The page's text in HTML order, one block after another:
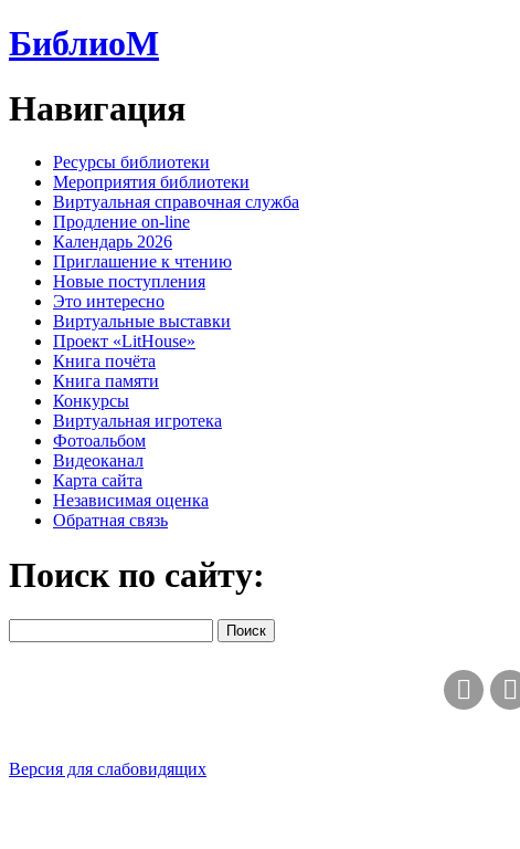
БиблиоМ
Навигация
Ресурсы библиотеки
Мероприятия библиотеки
Виртуальная справочная служба
Продление on-line
Календарь 2026
Приглашение к чтению
Новые поступления
Это интересно
Виртуальные выставки
Проект «LitHouse»
Книга почёта
Книга памяти
Конкурсы
Виртуальная игротека
Фотоальбом
Видеоканал
Карта сайта
Независимая оценка
Обратная связь
Поиск по сайту:
Версия для слабовидящих